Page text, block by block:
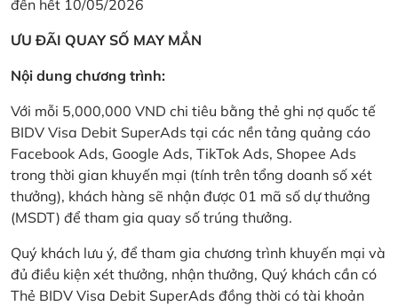
đến hết 10/05/2026
ƯU ĐÃI QUAY SỐ MAY MẮN
Nội dung chương trình:
Với mỗi 5,000,000 VND chi tiêu bằng thẻ ghi nợ quốc tế
BIDV Visa Debit SuperAds tại các nền tảng quảng cáo
Facebook Ads, Google Ads, TikTok Ads, Shopee Ads
trong thời gian khuyến mại (tính trên tổng doanh số xét
thưởng), khách hàng sẽ nhận được 01 mã số dự thưởng
(MSDT) để tham gia quay số trúng thưởng.
Quý khách lưu ý, để tham gia chương trình khuyến mại và
đủ điều kiện xét thưởng, nhận thưởng, Quý khách cần có
Thẻ BIDV Visa Debit SuperAds đồng thời có tài khoản